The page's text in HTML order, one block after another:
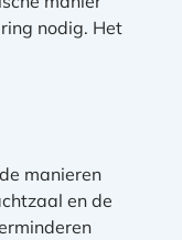
nodig. Het
manieren
en de